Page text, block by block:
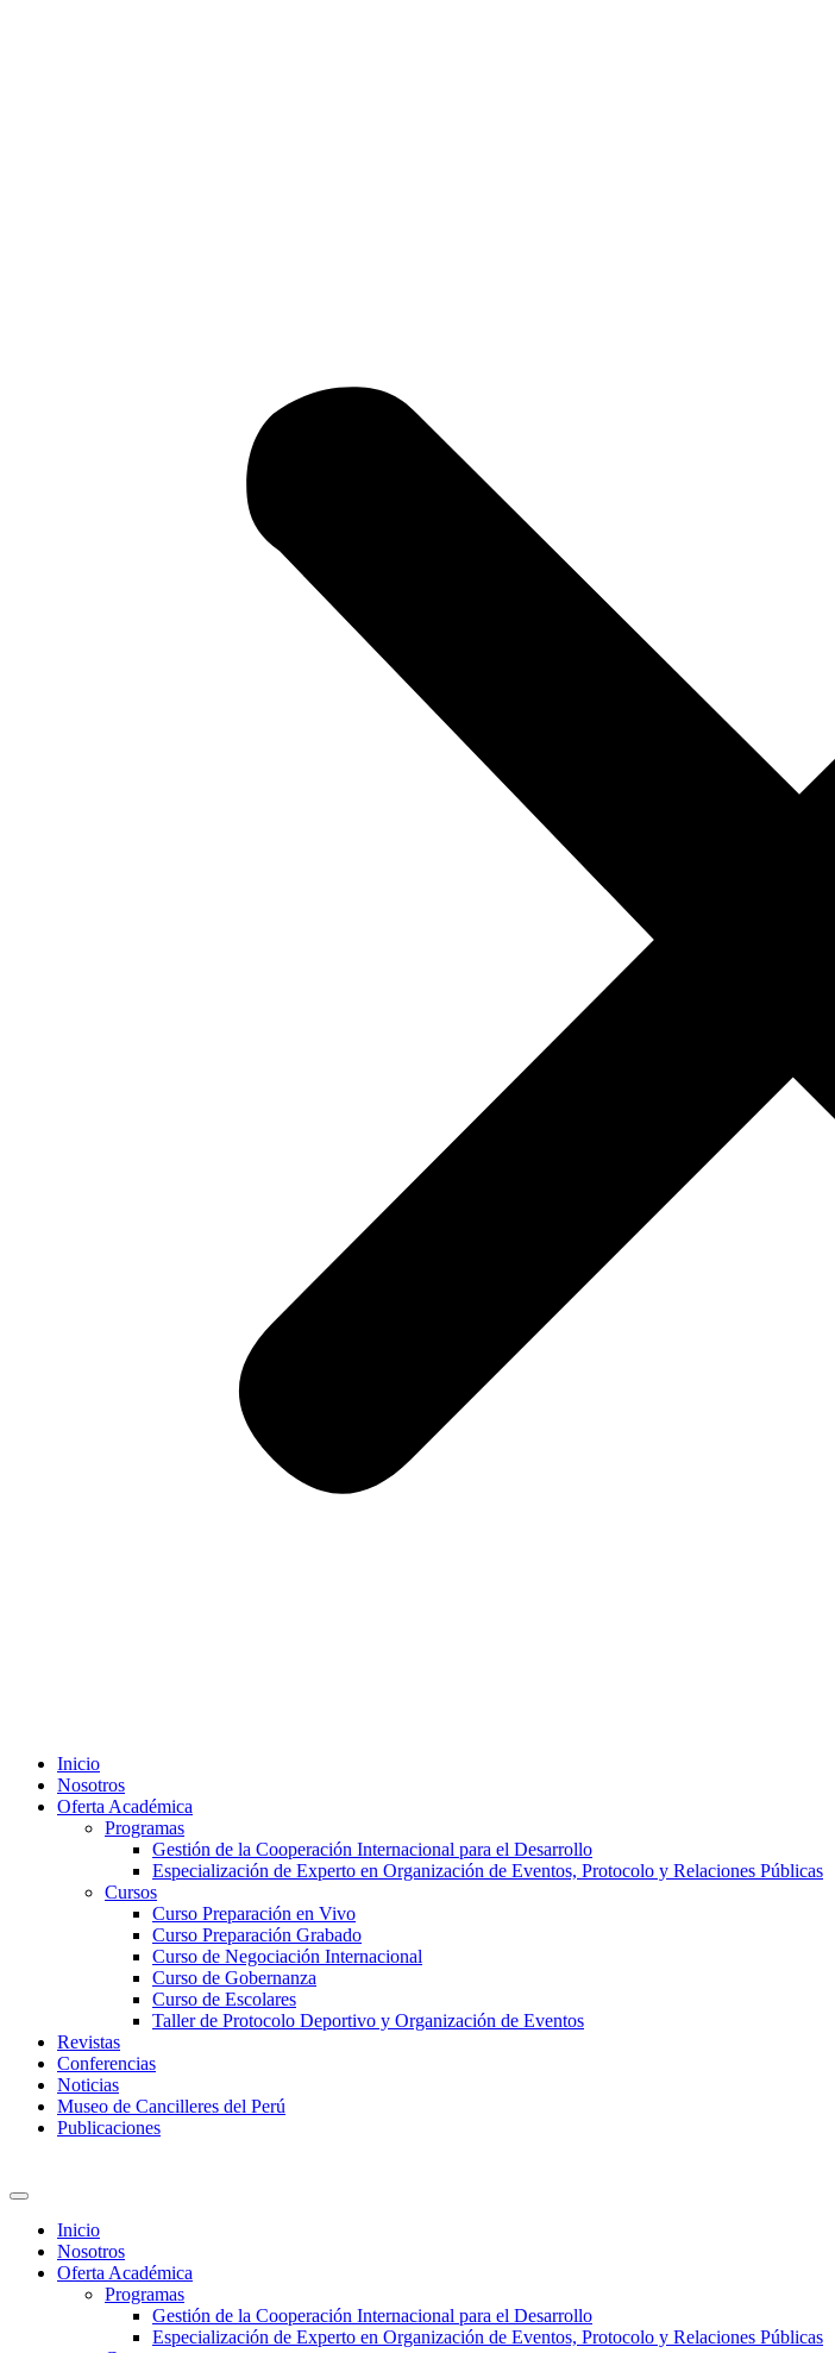
Inicio
Nosotros
Oferta Académica
Programas
Gestión de la Cooperación Internacional para el Desarrollo
Especialización de Experto en Organización de Eventos, Protocolo y Relaciones Públicas
Cursos
Curso Preparación en Vivo
Curso Preparación Grabado
Curso de Negociación Internacional
Curso de Gobernanza
Curso de Escolares
Taller de Protocolo Deportivo y Organización de Eventos
Revistas
Conferencias
Noticias
Museo de Cancilleres del Perú
Publicaciones
Inicio
Nosotros
Oferta Académica
Programas
Gestión de la Cooperación Internacional para el Desarrollo
Especialización de Experto en Organización de Eventos, Protocolo y Relaciones Públicas